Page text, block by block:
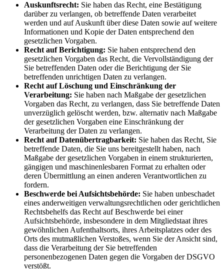
Auskunftsrecht: Sie haben das Recht, eine Bestätigung
darüber zu verlangen, ob betreffende Daten verarbeitet
werden und auf Auskunft über diese Daten sowie auf weitere
Informationen und Kopie der Daten entsprechend den
gesetzlichen Vorgaben.
Recht auf Berichtigung: Sie haben entsprechend den
gesetzlichen Vorgaben das Recht, die Vervollständigung der
Sie betreffenden Daten oder die Berichtigung der Sie
betreffenden unrichtigen Daten zu verlangen.
Recht auf Löschung und Einschränkung der
Verarbeitung: Sie haben nach Maßgabe der gesetzlichen
Vorgaben das Recht, zu verlangen, dass Sie betreffende Daten
unverzüglich gelöscht werden, bzw. alternativ nach Maßgabe
der gesetzlichen Vorgaben eine Einschränkung der
Verarbeitung der Daten zu verlangen.
Recht auf Datenübertragbarkeit: Sie haben das Recht, Sie
betreffende Daten, die Sie uns bereitgestellt haben, nach
Maßgabe der gesetzlichen Vorgaben in einem strukturierten,
gängigen und maschinenlesbaren Format zu erhalten oder
deren Übermittlung an einen anderen Verantwortlichen zu
fordern.
Beschwerde bei Aufsichtsbehörde: Sie haben unbeschadet
eines anderweitigen verwaltungsrechtlichen oder gerichtlichen
Rechtsbehelfs das Recht auf Beschwerde bei einer
Aufsichtsbehörde, insbesondere in dem Mitgliedstaat ihres
gewöhnlichen Aufenthaltsorts, ihres Arbeitsplatzes oder des
Orts des mutmaßlichen Verstoßes, wenn Sie der Ansicht sind,
dass die Verarbeitung der Sie betreffenden
personenbezogenen Daten gegen die Vorgaben der DSGVO
verstößt.